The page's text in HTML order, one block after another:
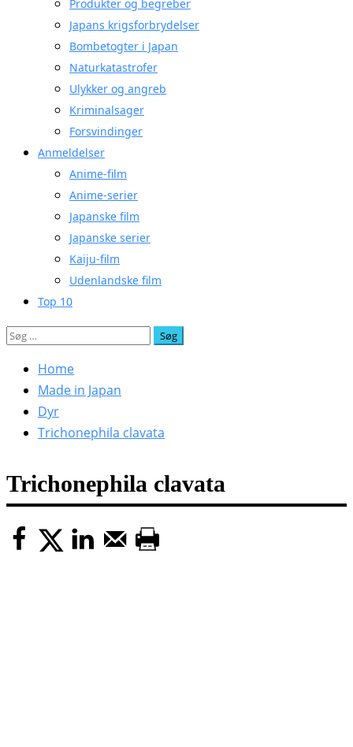
Produkter og begreber
Japans krigsforbrydelser
Bombetogter i Japan
Naturkatastrofer
Ulykker og angreb
Kriminalsager
Forsvindinger
Anmeldelser
Anime-film
Anime-serier
Japanske film
Japanske serier
Kaiju-film
Udenlandske film
Top 10
Søg
Home
Made in Japan
Dyr
Trichonephila clavata
Trichonephila clavata